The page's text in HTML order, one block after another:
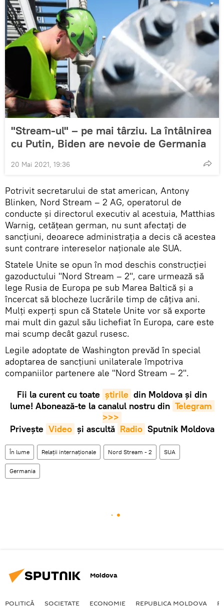
"Stream-ul" – pe mai târziu. La întâlnirea
cu Putin, Biden are nevoie de Germania
20 Mai 2021, 19:36
Potrivit secretarului de stat american, Antony
Blinken, Nord Stream – 2 AG, operatorul de
conducte și directorul executiv al acestuia, Matthias
Warnig, cetățean german, nu sunt afectați de
sancțiuni, deoarece administrația a decis că acestea
sunt contrare intereselor naționale ale SUA.
Statele Unite se opun în mod deschis construcției
gazoductului "Nord Stream – 2", care urmează să
lege Rusia de Europa pe sub Marea Baltică și a
încercat să blocheze lucrările timp de câțiva ani.
Mulți experți spun că Statele Unite vor să exporte
mai mult din gazul său lichefiat în Europa, care este
mai scump decât gazul rusesc.
Legile adoptate de Washington prevăd în special
adoptarea de sancțiuni unilaterale împotriva
companiilor partenere ale "Nord Stream – 2".
Fii la curent cu toate știrile din Moldova și din
lume! Abonează-te la canalul nostru din Telegram
>>>
Privește Video și ascultă Radio Sputnik Moldova
În lume Relații internaționale Nord Stream - 2 SUA
Germania
Moldova
POLITICĂ SOCIETATE ECONOMIE REPUBLICA MOLDOVA